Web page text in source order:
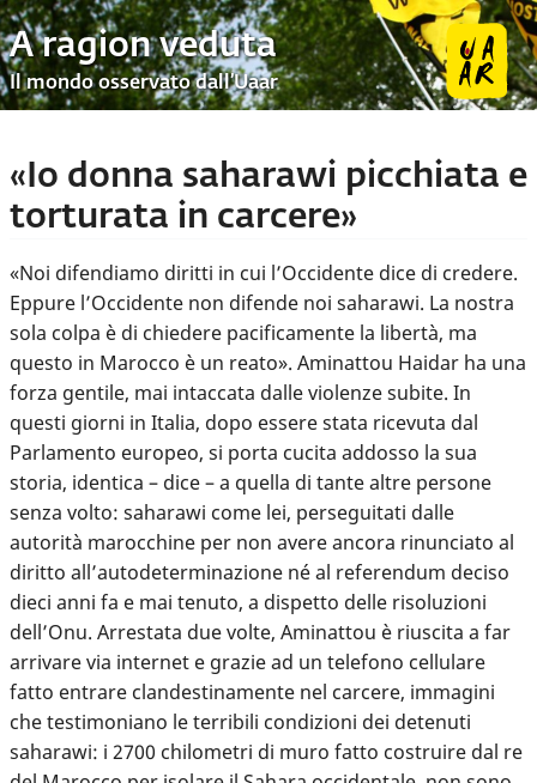
A ragion veduta
Il mondo osservato dall’Uaar
«Io donna saharawi picchiata e
torturata in carcere»
«Noi difendiamo diritti in cui l’Occidente dice di credere.
Eppure l’Occidente non difende noi saharawi. La nostra
sola colpa è di chiedere pacificamente la libertà, ma
questo in Marocco è un reato». Aminattou Haidar ha una
forza gentile, mai intaccata dalle violenze subite. In
questi giorni in Italia, dopo essere stata ricevuta dal
Parlamento europeo, si porta cucita addosso la sua
storia, identica – dice – a quella di tante altre persone
senza volto: saharawi come lei, perseguitati dalle
autorità marocchine per non avere ancora rinunciato al
diritto all’autodeterminazione né al referendum deciso
dieci anni fa e mai tenuto, a dispetto delle risoluzioni
dell’Onu. Arrestata due volte, Aminattou è riuscita a far
arrivare via internet e grazie ad un telefono cellulare
fatto entrare clandestinamente nel carcere, immagini
che testimoniano le terribili condizioni dei detenuti
saharawi: i 2700 chilometri di muro fatto costruire dal re